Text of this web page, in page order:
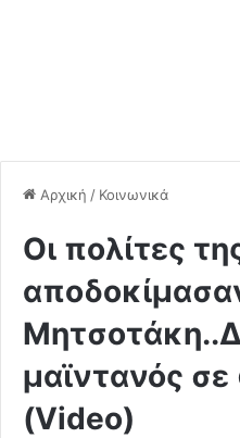
Αρχική / Κοινωνικά
Οι πολίτες
μαϊντανός σε
(Video)